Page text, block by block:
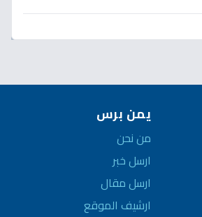
يمن برس
من نحن
ارسل خبر
ارسل مقال
ارشيف الموقع